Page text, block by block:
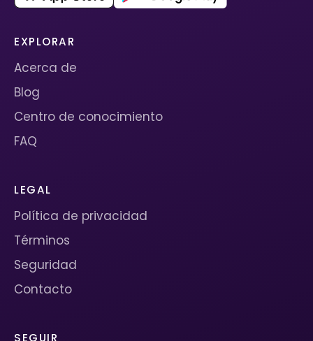
EXPLORAR
Acerca de
Blog
Centro de conocimiento
FAQ
LEGAL
Política de privacidad
Términos
Seguridad
Contacto